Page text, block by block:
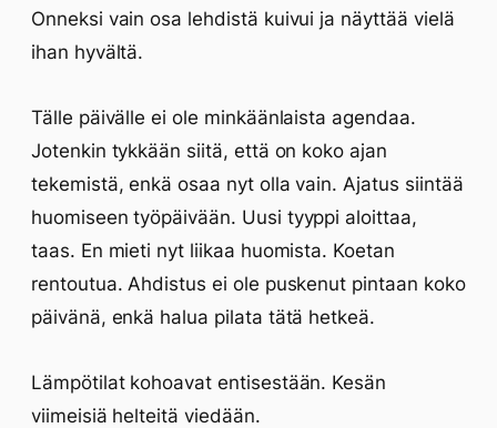
Onneksi vain osa lehdistä kuivui ja näyttää vielä
ihan hyvältä.
Tälle päivälle ei ole minkäänlaista agendaa.
Jotenkin tykkään siitä, että on koko ajan
tekemistä, enkä osaa nyt olla vain. Ajatus siintää
huomiseen työpäivään. Uusi tyyppi aloittaa,
taas. En mieti nyt liikaa huomista. Koetan
rentoutua. Ahdistus ei ole puskenut pintaan koko
päivänä, enkä halua pilata tätä hetkeä.
Lämpötilat kohoavat entisestään. Kesän
viimeisiä helteitä viedään.